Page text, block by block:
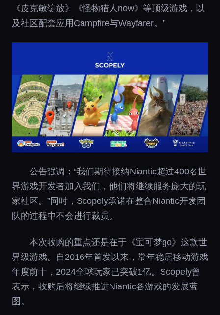
《皮克敏绽放》《怪物猎人now》等顶级游戏，以
及社区配套应用Campfire与Wayfarer。”
公告强调：“我们期待接纳Niantic超过400名世
界游戏开发者加入我们，他们将继续服务庞大的玩
家社区。”同时，Scopely承诺在整合Niantic开发团
队的过程中不会进行裁员。
本次收购的重点还是在于《宝可梦go》这款世
界级游戏。自2016年首发以来，常年稳居移动游戏
年度前十，2024全球玩家已突破1亿。Scopely曾
表示，收购后将继续推进Niantic各游戏的发展蓝
图。